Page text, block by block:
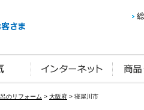
のリフォーム > 大阪府 > 寝屋川市